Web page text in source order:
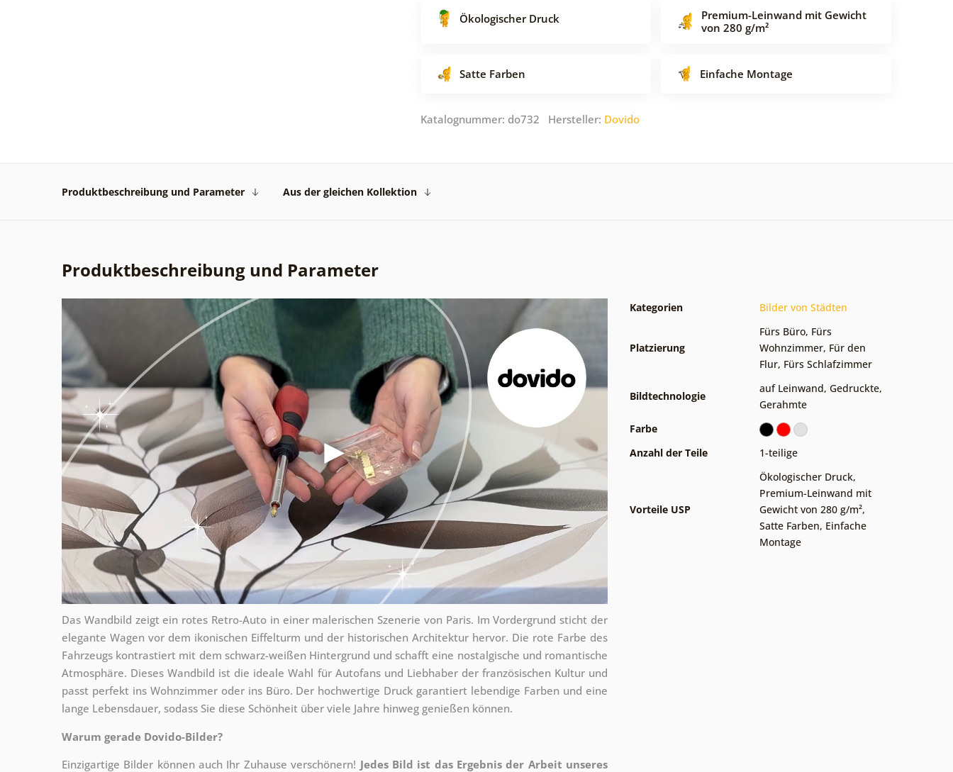
Ökologischer Druck
Premium-Leinwand mit Gewicht
von 280 g/m²
Satte Farben Einfache Montage
Katalognummer: do732 Hersteller: Dovido
Produktbeschreibung und Parameter Aus der gleichen Kollektion
Produktbeschreibung und Parameter
Das Wandbild zeigt ein rotes Retro-Auto in einer malerischen Szenerie von Paris. Im Vordergrund sticht der
elegante Wagen vor dem ikonischen Eiffelturm und der historischen Architektur hervor. Die rote Farbe des
Fahrzeugs kontrastiert mit dem schwarz-weißen Hintergrund und schafft eine nostalgische und romantische
Atmosphäre. Dieses Wandbild ist die ideale Wahl für Autofans und Liebhaber der französischen Kultur und
passt perfekt ins Wohnzimmer oder ins Büro. Der hochwertige Druck garantiert lebendige Farben und eine
lange Lebensdauer, sodass Sie diese Schönheit über viele Jahre hinweg genießen können.
Warum gerade Dovido-Bilder?
Einzigartige Bilder können auch Ihr Zuhause verschönern! Jedes Bild ist das Ergebnis der Arbeit unseres
Kategorien Bilder von Städten
Platzierung
Fürs Büro, Fürs
Wohnzimmer, Für den
Flur, Fürs Schlafzimmer
Bildtechnologie
auf Leinwand, Gedruckte,
Gerahmte
Farbe
Anzahl der Teile
1-teilige
Vorteile USP
Ökologischer Druck,
Premium-Leinwand mit
Gewicht von 280 g/m²,
Satte Farben, Einfache
Montage